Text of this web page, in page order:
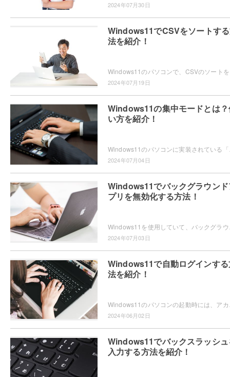
2024年07月30日
Windows11でCSVをソートす
法を紹介！
2024年07月19日
Windows11の集中モードとは
い方を紹介！
2024年07月04日
Windows11でバックグラウン
プリを無効化する方法！
2024年07月03日
Windows11で自動ログインす
法を紹介！
2024年06月02日
Windows11でバックスラッシ
入力する方法を紹介！